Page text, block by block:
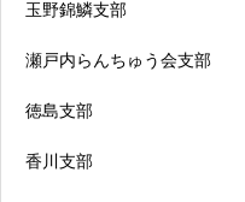
玉野錦鱗支部
瀬戸内らんちゅう会支部
徳島支部
香川支部